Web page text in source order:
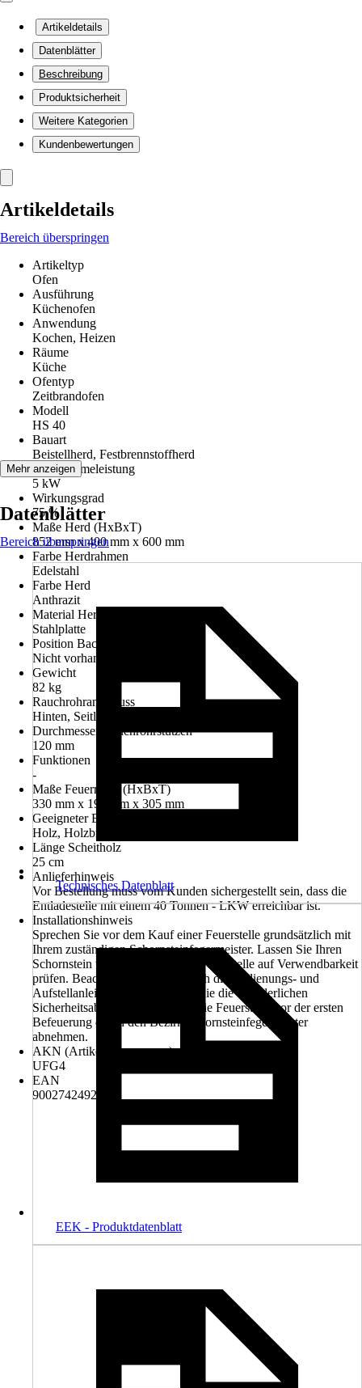
Artikeldetails
Datenblätter
Beschreibung
Produktsicherheit
Weitere Kategorien
Kundenbewertungen
Artikeldetails
Bereich überspringen
Artikeltyp
Ofen
Ausführung
Küchenofen
Anwendung
Kochen, Heizen
Räume
Küche
Ofentyp
Zeitbrandofen
Modell
HS 40
Bauart
Beistellherd, Festbrennstoffherd
Nennwärmeleistung
5 kW
Wirkungsgrad
75 %
Maße Herd (HxBxT)
852 mm x 400 mm x 600 mm
Farbe Herdrahmen
Edelstahl
Farbe Herd
Anthrazit
Material Herdplatte
Stahlplatte
Position Backraum
Nicht vorhanden
Gewicht
82 kg
Rauchrohranschluss
Hinten, Seitlich
Durchmesser Rauchrohrstutzen
120 mm
Funktionen
-
Maße Feuerraum (HxBxT)
330 mm x 190 mm x 305 mm
Geeigneter Brennstoff
Holz, Holzbriketts
Länge Scheitholz
25 cm
Anlieferhinweis
Vor Bestellung muss vom Kunden sichergestellt sein, dass die
Entladestelle mit einem 40 Tonnen - LKW erreichbar ist.
Installationshinweis
Sprechen Sie vor dem Kauf einer Feuerstelle grundsätzlich mit
Ihrem zuständigen Schornsteinfegermeister. Lassen Sie Ihren
Schornstein vor dem Einbau der Feuerstelle auf Verwendbarkeit
prüfen. Beachten Sie grundsätzlich die Bedienungs- und
Aufstellanleitungen und wahren Sie die erforderlichen
Sicherheitsabstände. Lassen Sie die Feuerstelle vor der ersten
Befeuerung durch den Bezirksschornsteinfegermeister
abnehmen.
AKN (Artikelkurznummer)
UFG4
EAN
9002742492571
Mehr anzeigen
Datenblätter
Bereich überspringen
Technisches Datenblatt
EEK - Produktdatenblatt